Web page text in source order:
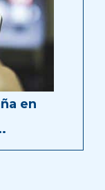
en